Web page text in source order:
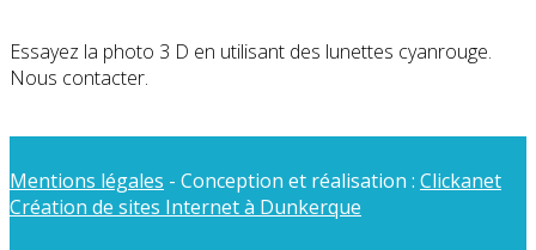
Essayez la photo 3 D en utilisant des lunettes cyanrouge.
Nous contacter.
Mentions légales - Conception et réalisation : Clickanet
Création de sites Internet à Dunkerque